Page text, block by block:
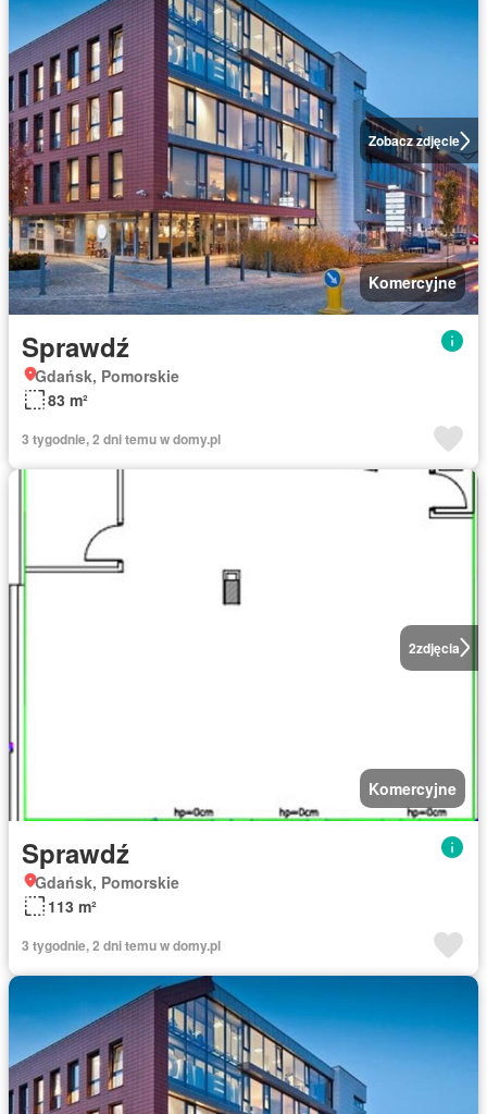
Zobacz zdjęcie
Komercyjne
Sprawdź
Gdańsk, Pomorskie
83 m²
3 tygodnie, 2 dni temu w domy.pl
2zdjęcia
Komercyjne
Sprawdź
Gdańsk, Pomorskie
113 m²
3 tygodnie, 2 dni temu w domy.pl